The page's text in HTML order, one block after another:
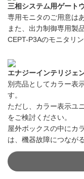
三相システム用ゲート
専用モニタのご用意は
また、出力制御専用製
CEPT-P3Aのモニタリ
エナジーインテリジェ
別売品としてカラー表
す。
ただし、カラー表示ユ
をご検討ください。
屋外ボックスの中にカ
は、機器故障につなが